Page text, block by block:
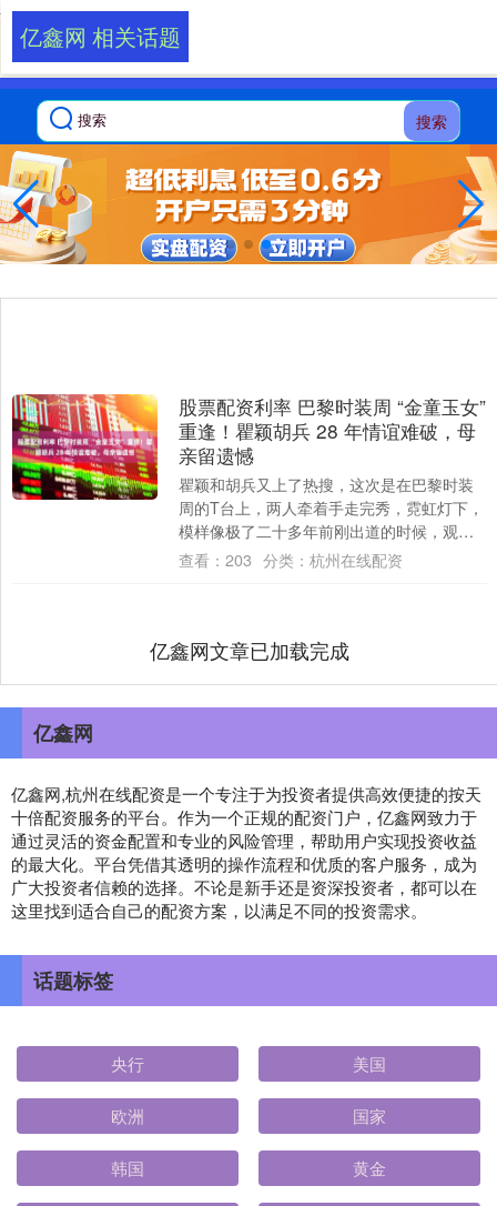
-->
搜索
亿鑫网 相关话题
股票配资利率 巴黎时装周 “金童玉女”
重逢！瞿颖胡兵 28 年情谊难破，母
亲留遗憾
瞿颖和胡兵又上了热搜，这次是在巴黎时装
周的T台上，两人牵着手走完秀，霓虹灯下，
模样像极了二十多年前刚出道的时候，观众
席有人喊爷青回股票配资利率，弹幕全在刷
查看： 203 分类： 杭州在线配资
亿鑫网文章已加载完成
亿鑫网
亿鑫网,杭州在线配资是一个专注于为投资者提供高效便捷的按天
十倍配资服务的平台。作为一个正规的配资门户，亿鑫网致力于
通过灵活的资金配置和专业的风险管理，帮助用户实现投资收益
的最大化。平台凭借其透明的操作流程和优质的客户服务，成为
广大投资者信赖的选择。不论是新手还是资深投资者，都可以在
这里找到适合自己的配资方案，以满足不同的投资需求。
话题标签
央行 美国
欧洲 国家
韩国 黄金